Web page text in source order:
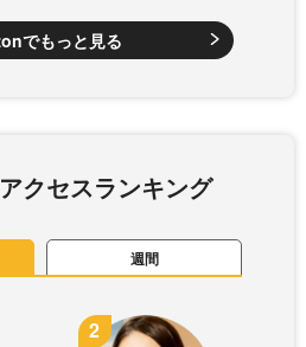
でもっと見る
クセスランキング
週間